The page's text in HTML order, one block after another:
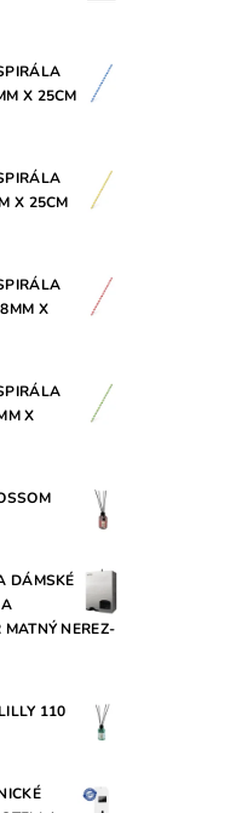
X 25CM
X 25CM
X
X
DÁMSKÉ
NEREZ-
110